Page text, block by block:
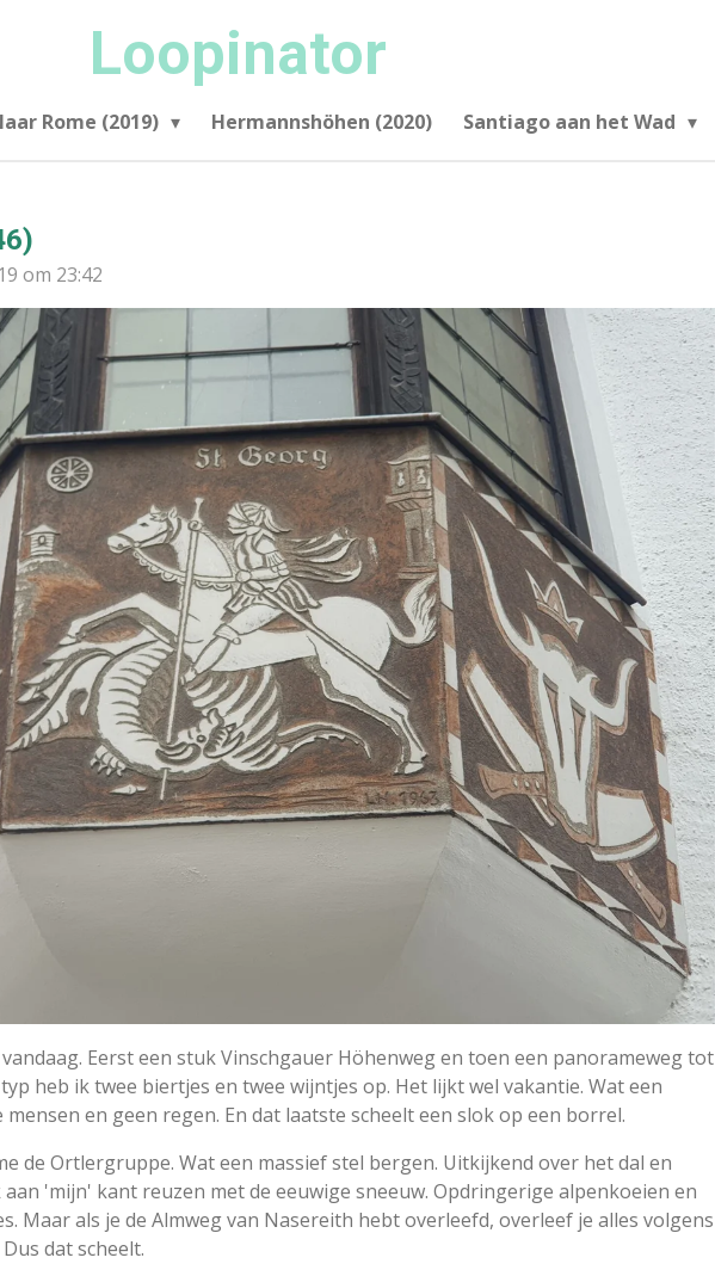
Loopinator
Rome (2019) Hermannshöhen (2020) Santiago aan het Wad
om 23:42
Eerst een stuk Vinschgauer Höhenweg en toen een panorameweg tot
heb ik twee biertjes en twee wijntjes op. Het lijkt wel vakantie. Wat een
en geen regen. En dat laatste scheelt een slok op een borrel.
de Ortlergruppe. Wat een massief stel bergen. Uitkijkend over het dal en
'mijn' kant reuzen met de eeuwige sneeuw. Opdringerige alpenkoeien en
Maar als je de Almweg van Nasereith hebt overleefd, overleef je alles volgens
dat scheelt.